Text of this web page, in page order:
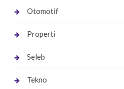
Otomotif
Properti
Seleb
Tekno